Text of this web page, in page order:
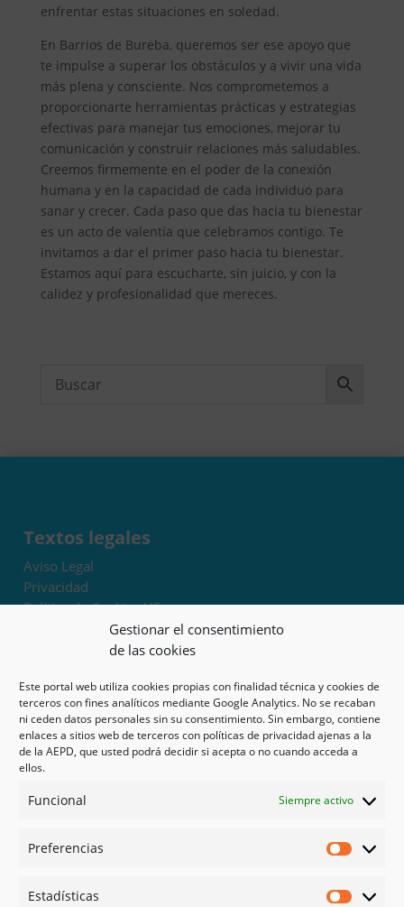
Gestionar el consentimiento
de las cookies
Este portal web utiliza cookies propias con finalidad técnica y cookies de
terceros con fines analíticos mediante Google Analytics. No se recaban
ni ceden datos personales sin su consentimiento. Sin embargo, contiene
enlaces a sitios web de terceros con políticas de privacidad ajenas a la
de la AEPD, que usted podrá decidir si acepta o no cuando acceda a
ellos.
Funcional Siempre activo
Preferencias
Estadísticas
enfrentar estas situaciones en soledad.
En Barrios de Bureba, queremos ser ese apoyo que
te impulse a superar los obstáculos y a vivir una vida
más plena y consciente. Nos comprometemos a
proporcionarte herramientas prácticas y estrategias
efectivas para manejar tus emociones, mejorar tu
comunicación y construir relaciones más saludables.
Creemos firmemente en el poder de la conexión
humana y en la capacidad de cada individuo para
sanar y crecer. Cada paso que das hacia tu bienestar
es un acto de valentía que celebramos contigo. Te
invitamos a dar el primer paso hacia tu bienestar.
Estamos aquí para escucharte, sin juicio, y con la
calidez y profesionalidad que mereces.
Textos legales
Aviso Legal
Privacidad
Política de Cookies UE
Términos y condiciones
Exoneración de responsabilidad
Mapa del sitio
Mi cuenta
Tienda
Psicología en Murcia
Guías
Redes sociales
Instagram